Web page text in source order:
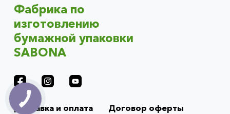
Фабрика по
изготовлению
бумажной упаковки
SABONA
Доставка и оплата
Договор оферты